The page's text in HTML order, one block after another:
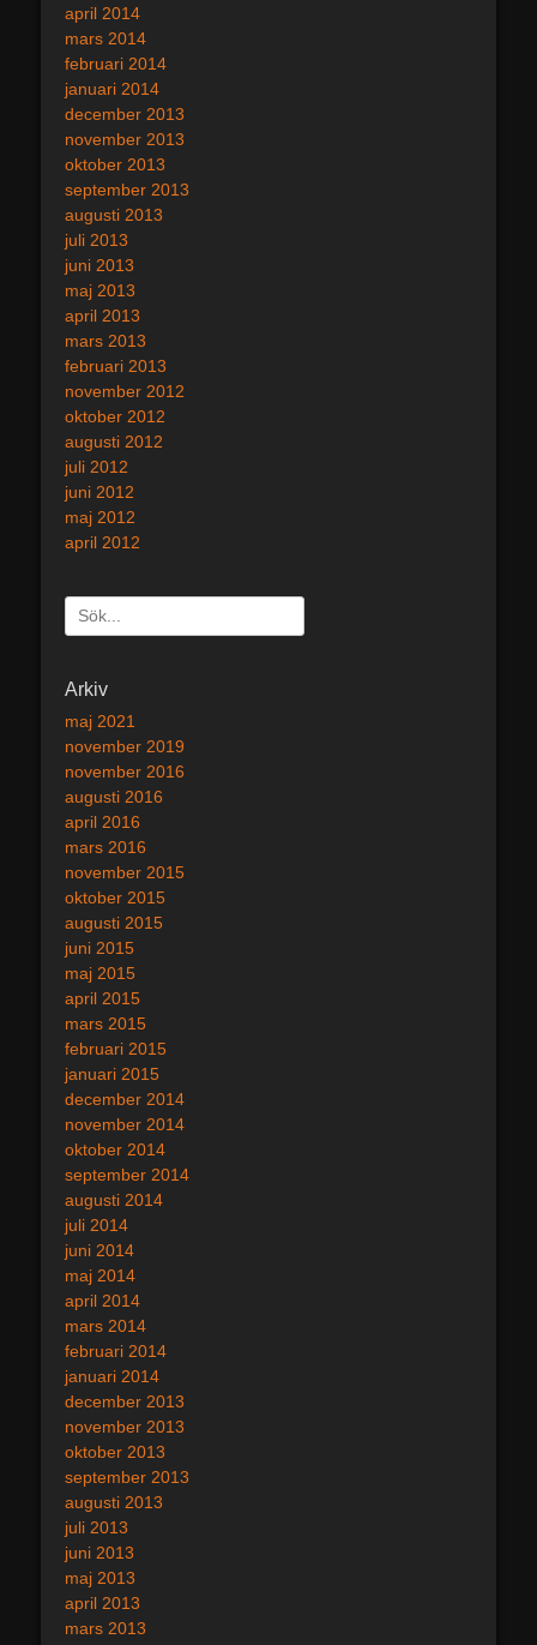
april 2014
mars 2014
februari 2014
januari 2014
december 2013
november 2013
oktober 2013
september 2013
augusti 2013
juli 2013
juni 2013
maj 2013
april 2013
mars 2013
februari 2013
november 2012
oktober 2012
augusti 2012
juli 2012
juni 2012
maj 2012
april 2012
Sök
efter:
Arkiv
maj 2021
november 2019
november 2016
augusti 2016
april 2016
mars 2016
november 2015
oktober 2015
augusti 2015
juni 2015
maj 2015
april 2015
mars 2015
februari 2015
januari 2015
december 2014
november 2014
oktober 2014
september 2014
augusti 2014
juli 2014
juni 2014
maj 2014
april 2014
mars 2014
februari 2014
januari 2014
december 2013
november 2013
oktober 2013
september 2013
augusti 2013
juli 2013
juni 2013
maj 2013
april 2013
mars 2013